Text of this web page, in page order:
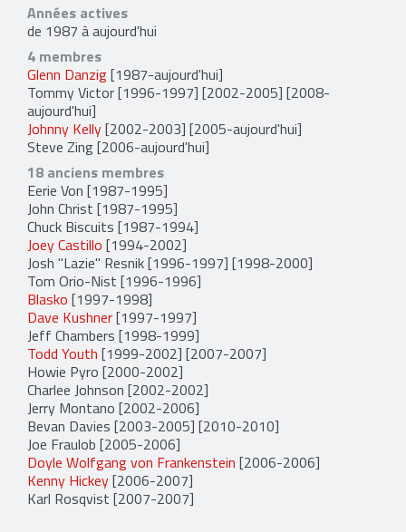
Années actives
de 1987 à aujourd'hui
4 membres
Glenn Danzig[1987-aujourd'hui]
Tommy Victor[1996-1997] [2002-2005] [2008-
aujourd'hui]
Johnny Kelly[2002-2003] [2005-aujourd'hui]
Steve Zing[2006-aujourd'hui]
18 anciens membres
Eerie Von [1987-1995]
John Christ [1987-1995]
Chuck Biscuits [1987-1994]
Joey Castillo [1994-2002]
Josh "Lazie" Resnik[1996-1997] [1998-2000]
Tom Orio-Nist [1996-1996]
Blasko [1997-1998]
Dave Kushner[1997-1997]
Jeff Chambers [1998-1999]
Todd Youth [1999-2002] [2007-2007]
Howie Pyro [2000-2002]
Charlee Johnson [2002-2002]
Jerry Montano [2002-2006]
Bevan Davies [2003-2005] [2010-2010]
Joe Fraulob [2005-2006]
Doyle Wolfgang von Frankenstein [2006-2006]
Kenny Hickey[2006-2007]
Karl Rosqvist [2007-2007]